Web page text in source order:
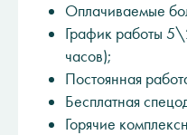
Оплачиваемые
График работы
часов);
Постоянная
Бесплатная
Горячие